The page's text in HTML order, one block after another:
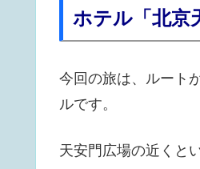
ホテル「北京
今回の旅は、ルート
ルです。
天安門広場の近くと